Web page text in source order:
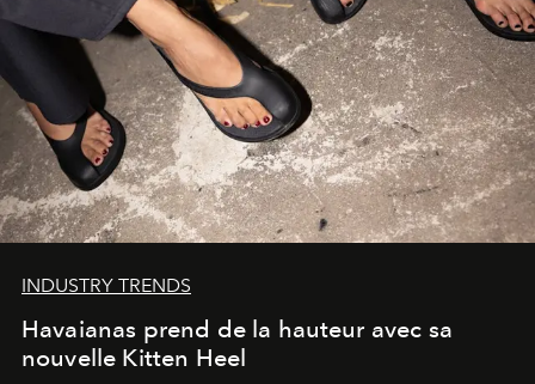
INDUSTRY TRENDS
Havaianas prend de la hauteur avec sa
nouvelle Kitten Heel